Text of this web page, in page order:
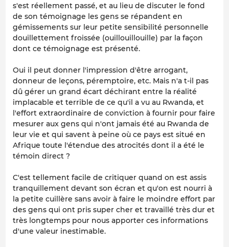
s'est réellement passé, et au lieu de discuter le fond
de son témoignage les gens se répandent en
gémissements sur leur petite sensibilité personnelle
douillettement froissée (ouillouillouille) par la façon
dont ce témoignage est présenté.
Oui il peut donner l'impression d'être arrogant,
donneur de leçons, péremptoire, etc. Mais n'a t-il pas
dû gérer un grand écart déchirant entre la réalité
implacable et terrible de ce qu'il a vu au Rwanda, et
l'effort extraordinaire de conviction à fournir pour faire
mesurer aux gens qui n'ont jamais été au Rwanda de
leur vie et qui savent à peine où ce pays est situé en
Afrique toute l'étendue des atrocités dont il a été le
témoin direct ?
C'est tellement facile de critiquer quand on est assis
tranquillement devant son écran et qu'on est nourri à
la petite cuillère sans avoir à faire le moindre effort par
des gens qui ont pris super cher et travaillé très dur et
très longtemps pour nous apporter ces informations
d'une valeur inestimable.